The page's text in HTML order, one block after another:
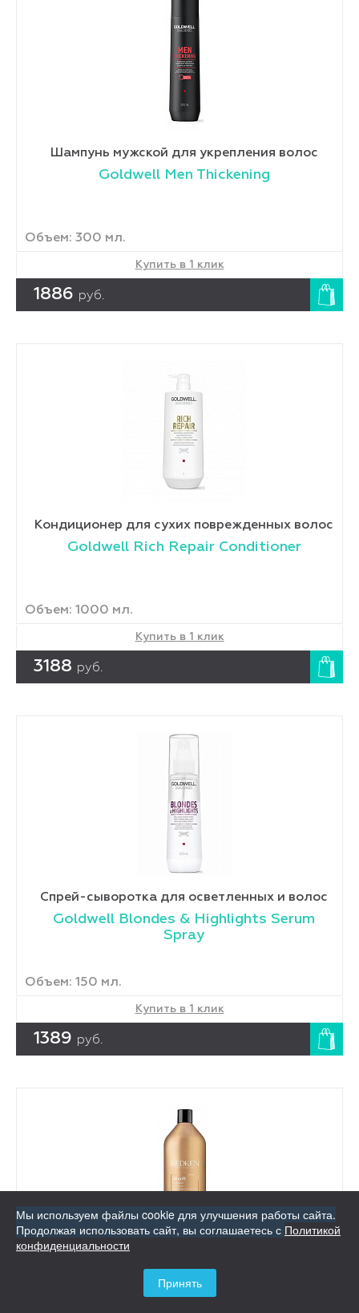
Шампунь мужской для укрепления волос
Goldwell Men Thickening
Объем: 300 мл.
Купить в 1 клик
1886 руб.
Кондиционер для сухих поврежденных волос
Goldwell Rich Repair Conditioner
Объем: 1000 мл.
Купить в 1 клик
3188 руб.
Спрей-сыворотка для осветленных и волос
Goldwell Blondes & Highlights Serum
Spray
Объем: 150 мл.
Купить в 1 клик
1389 руб.
Шампунь с аргановым маслом для сухих и
ломких волос
Мы используем файлы cookie для улучшения работы сайта.
Продолжая использовать сайт, вы соглашаетесь с Политикой
конфиденциальности
Принять